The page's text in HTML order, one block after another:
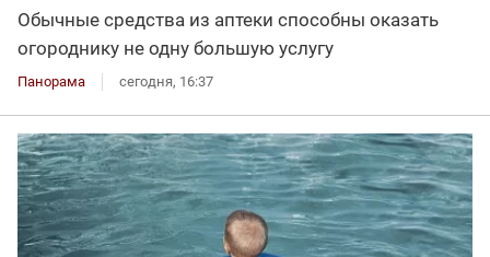
Обычные средства из аптеки способны оказать
огороднику не одну большую услугу
Панорама сегодня, 16:37